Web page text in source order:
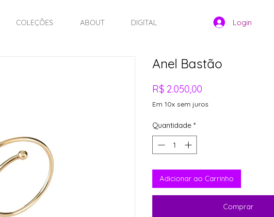
COLEÇÕES ABOUT DIGITAL Login
Anel Bastão
R$ 2.050,00
Em 10x sem juros
Quantidade *
Adicionar ao Carrinho
Comprar